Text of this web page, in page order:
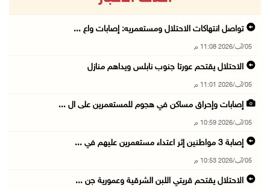
تواصل انتهاكات الاحتلال ومستعمريه: إصابات واع ...
05/آب/2026 11:08 م
الاحتلال يقتحم عورتا جنوب نابلس ويداهم منازل
05/آب/2026 11:01 م
إصابات وإحراق مساكن في هجوم للمستعمرين على ال ...
05/آب/2026 10:59 م
إصابة 3 مواطنين إثر اعتداء مستعمرين عليهم في ...
05/آب/2026 10:53 م
الاحتلال يقتحم قريتي اللبن الشرقية وعمورية جن ...